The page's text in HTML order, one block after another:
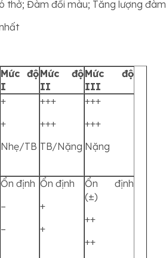
thở; Đàm đổi màu; Tăng lượng đàm
Mức độ
I
Mức độ
II
Mức độ
III
+
+
Nhẹ/TB
+++
+++
TB/Nặng
+++
+++
Nặng
Ổn định
–
–
Ổn định
+
+
Ổn định
(±)
++
++